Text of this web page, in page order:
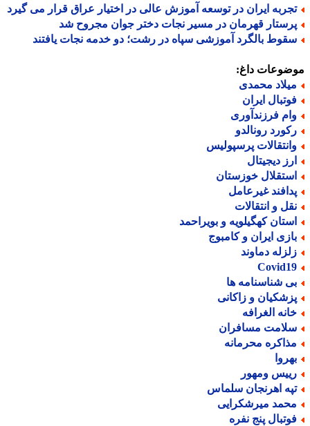
ایران در توسعه آموزش عالی در اختیار عراق قرار می گیرد
قهرمان در مسیر نجات دختر جوان مجروح شد
بالگرد آموزشی سپاه در رشت؛ دو خدمه نجات یافتند
داغ:
محمدی
ایران
فرزندآوری
رونالدو
پرسپولیس
دیجیتال
خوزستان
غیرعامل
و انتقالات
کهگیلویه و بویراحمد
ایران و کامبوج
دماوند
شناسنامه ها
و زاکانی
الغرافه
مسافران
محرمانه
ومهور
اهرنجان سلماس
میرشکرایی
پنج نفره